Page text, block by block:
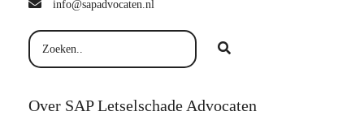
info@sapadvocaten.nl
Over SAP Letselschade Advocaten